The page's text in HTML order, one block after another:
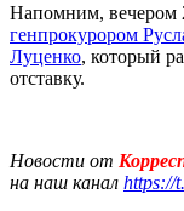
Напомним, вечером
генпрокурором
Луценко, который
отставку.
Новости от
на наш канал https://